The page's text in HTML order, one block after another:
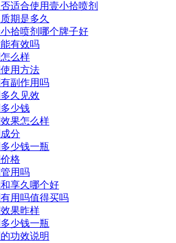
适合使用壹小拾喷剂
期是多久
拾喷剂哪个牌子好
有效吗
么样
用方法
副作用吗
久见效
少钱
果怎么样
分
少钱一瓶
格
用吗
享久哪个好
用吗值得买吗
果昨样
少钱一瓶
功效说明